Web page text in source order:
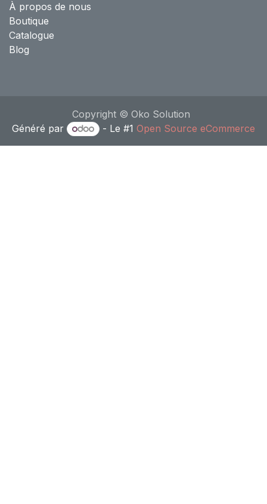
À propos de nous
Boutique
Catalogue
Blog
Copyright © Oko Solution
Généré par
- Le #1 Open Source eCommerce